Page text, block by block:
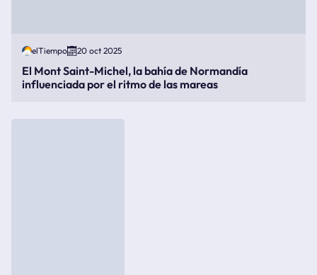
elTiempo 20 oct 2025
El Mont Saint-Michel, la bahía de Normandía
influenciada por el ritmo de las mareas